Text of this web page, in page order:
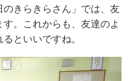
きらきらさん」では、友
。これからも、友達のよ
といいですね。